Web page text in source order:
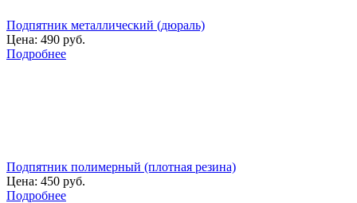
Подпятник металлический (дюраль)
Цена: 490 руб.
Подробнее
Подпятник полимерный (плотная резина)
Цена: 450 руб.
Подробнее